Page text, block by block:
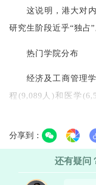
这说明，港大对内
研究生阶段近乎“独占”
热门学院分布
经济及工商管理学
程(9,089人)和医学
另外，法律(1,811
人)规模虽小，但均为
整体来看，港大呈
分享到：
还有疑问